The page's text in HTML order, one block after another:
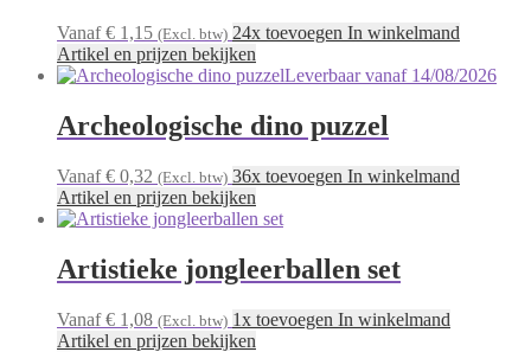
Vanaf € 1,15 (Excl. btw) 24x toevoegen In winkelmand
Artikel en prijzen bekijken
Leverbaar vanaf 14/08/2026
Archeologische dino puzzel
Vanaf € 0,32 (Excl. btw) 36x toevoegen In winkelmand
Artikel en prijzen bekijken
Artistieke jongleerballen set
Vanaf € 1,08 (Excl. btw) 1x toevoegen In winkelmand
Artikel en prijzen bekijken